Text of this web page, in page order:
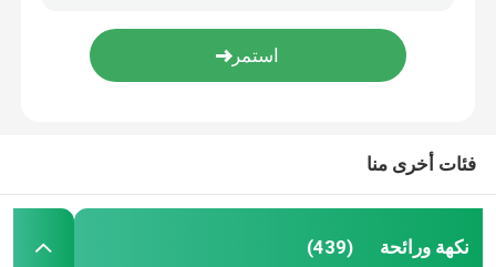
فئات أخرى منا
نكهة ورائحة (439)